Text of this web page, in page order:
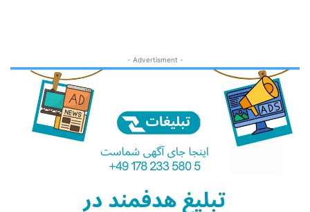
- Advertisment -